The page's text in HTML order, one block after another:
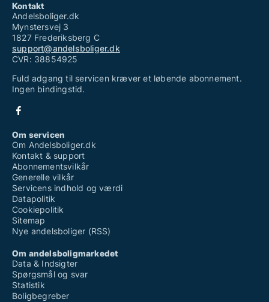
Kontakt
Andelsboliger.dk
Mynstersvej 3
1827 Frederiksberg C
support@andelsboliger.dk
CVR: 38854925
Fuld adgang til servicen kræver et løbende abonnement.
Ingen bindingstid.
Om servicen
Om Andelsboliger.dk
Kontakt & support
Abonnementsvilkår
Generelle vilkår
Servicens indhold og værdi
Datapolitik
Cookiepolitik
Sitemap
Nye andelsboliger (RSS)
Om andelsboligmarkedet
Data & Indsigter
Spørgsmål og svar
Statistik
Boligbegreber